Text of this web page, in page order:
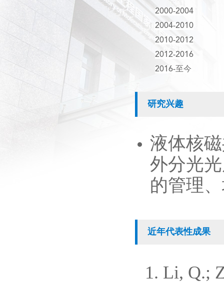
2000-2004
2004-2010
2010-2012
2012-2016
2016-至今
研究兴趣
液体核
外分光
的管理
近年代表性成果
1. Li, Q.;